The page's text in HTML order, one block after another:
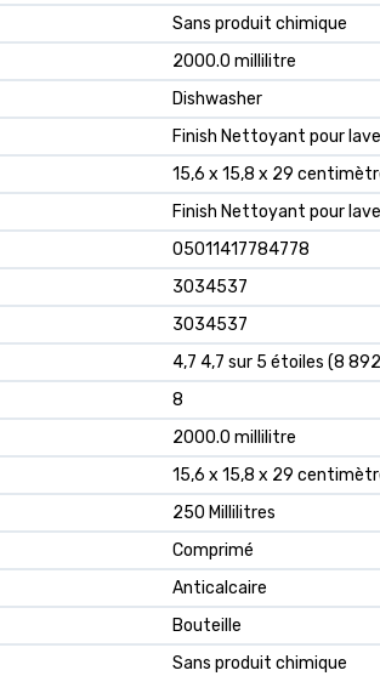
Sans produit chimique
2000.0 millilitre
Dishwasher
Finish Nettoyant pour
15,6 x 15,8 x 29
Finish Nettoyant pour
05011417784778
3034537
3034537
4,7 4,7 sur 5 étoiles (8
8
2000.0 millilitre
15,6 x 15,8 x 29
250 Millilitres
Comprimé
Anticalcaire
Bouteille
Sans produit chimique